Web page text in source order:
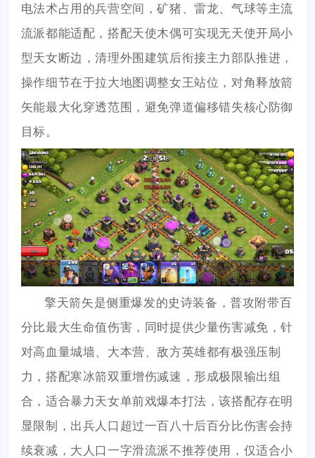
电法术占用的兵营空间，矿猪、雷龙、气球等主流
流派都能适配，搭配天使木偶可实现无天使开局小
型天女断边，清理外围建筑后衔接主力部队推进，
操作细节在于拉大地图调整女王站位，对角释放箭
矢能最大化穿透范围，避免弹道偏移错失核心防御
目标。
擎天箭矢是侧重爆发的史诗装备，普攻附带百
分比最大生命值伤害，同时提供少量伤害减免，针
对高血量城墙、大本营、敌方英雄都有极强压制
力，搭配寒冰箭双重增伤减速，形成极限输出组
合，适合暴力天女单前戏爆本打法，该搭配存在明
显限制，出兵人口超过一百八十后百分比伤害会持
续衰减，大人口一字滑流派不推荐使用，仅适合小